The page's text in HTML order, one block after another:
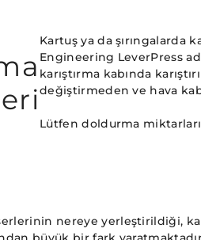
Kartuş ya da şırıngalarda
Engineering LeverPress
karıştırma kabında
değiştirmeden ve hava
Lütfen doldurma
nereye yerleştirildiği,